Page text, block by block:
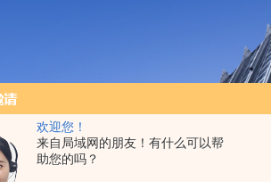
欢迎您！
来自局域网的朋友！有什么可以帮
助您的吗？